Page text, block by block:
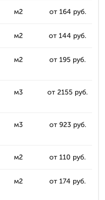
м2 от 164 руб.
м2 от 144 руб.
м2 от 195 руб.
м3 от 2155 руб.
м3 от 923 руб.
м2 от 110 руб.
м2 от 174 руб.